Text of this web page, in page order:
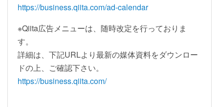
https://business.qiita.com/ad-calendar
※Qiita広告メニューは、随時改定を行っておりま
す。
詳細は、下記URLより最新の媒体資料をダウンロー
ドの上、ご確認下さい。
https://business.qiita.com/